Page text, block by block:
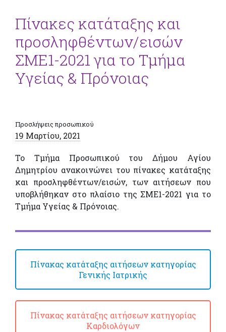
Πίνακες κατάταξης και
προσληφθέντων/εισών
ΣΜΕ1-2021 για το Τμήμα
Υγείας & Πρόνοιας
Προσλήψεις προσωπικού
19 Μαρτίου, 2021
Το Τμήμα Προσωπικού του Δήμου Αγίου
Δημητρίου ανακοινώνει του πίνακες κατάταξης
και προσληφθέντων/εισών, των αιτήσεων που
υποβλήθηκαν στο πλαίσιο της ΣΜΕ1-2021 για το
Τμήμα Υγείας & Πρόνοιας.
Πίνακας κατάταξης αιτήσεων κατηγορίας
Γενικής Ιατρικής
Πίνακας κατάταξης αιτήσεων κατηγορίας
Καρδιολόγων